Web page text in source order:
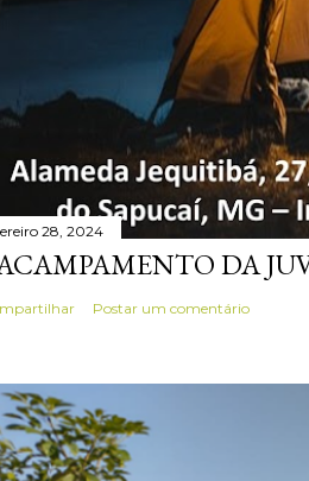
28, 2024
DA
Postar um comentário